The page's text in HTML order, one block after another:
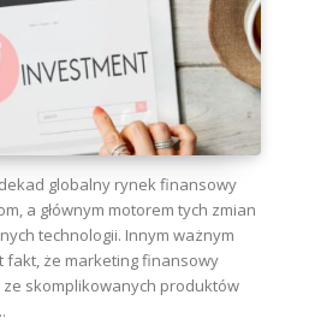
globalny rynek finansowy
a głównym motorem tych zmian
technologii. Innym ważnym
fakt, że marketing finansowy
ze skomplikowanych produktów